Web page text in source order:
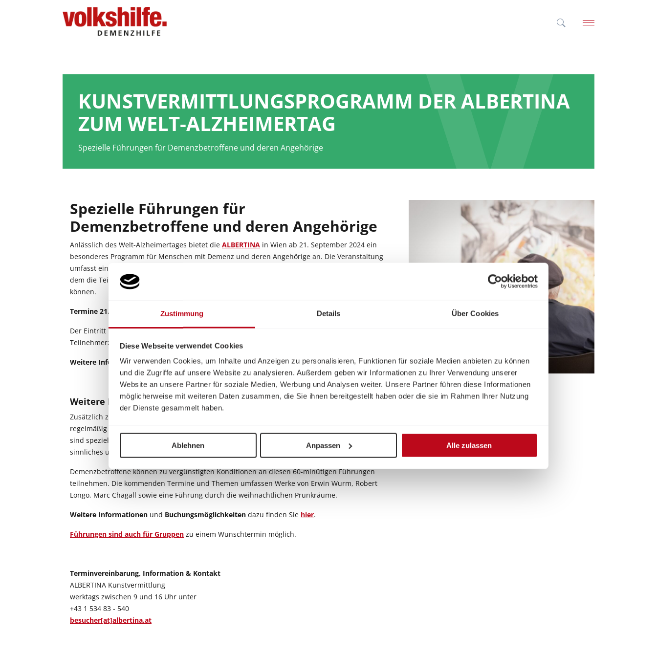
Zustimmung Details Über Cookies
Diese Webseite verwendet Cookies
Wir verwenden Cookies, um Inhalte und Anzeigen zu personalisieren, Funktionen für soziale Medien anbieten zu können
und die Zugriffe auf unsere Website zu analysieren. Außerdem geben wir Informationen zu Ihrer Verwendung unserer
Website an unsere Partner für soziale Medien, Werbung und Analysen weiter. Unsere Partner führen diese Informationen
möglicherweise mit weiteren Daten zusammen, die Sie ihnen bereitgestellt haben oder die sie im Rahmen Ihrer Nutzung
der Dienste gesammelt haben.
Ablehnen Anpassen Alle zulassen
KUNSTVERMITTLUNGSPROGRAMM DER ALBERTINA
ZUM WELT-ALZHEIMERTAG
Spezielle Führungen für Demenzbetroffene und deren Angehörige
Spezielle Führungen für
Demenzbetroffene und deren Angehörige
Anlässlich des Welt-Alzheimertages bietet die ALBERTINA in Wien ab 21. September 2024 ein
besonderes Programm für Menschen mit Demenz und deren Angehörige an. Die Veranstaltung
umfasst eine Führung durch die Monet-Ausstellung und einen kreativen Atelierbesuch, bei
dem die Teilnehmer*innen farbenfrohe Impressionen inspiriert von Monets Garten gestalten
können.
Termine 21. September: 10:30 - 12:30 Uhr und 14:30 - 16:30 Uhr
Der Eintritt und die Teilnahme sind kostenfrei, jedoch ist eine Anmeldung erforderlich. Die
Teilnehmerzahl ist auf jeweils 10 Demenzbetroffene plus 10 Begleitpersonen begrenzt.
Weitere Informationenund die Möglichkeit zurAnmeldungfinden Siehier.
Weitere Führungen für Menschen mit Demenz:
Zusätzlich zu diesem Event bietet die ALBERTINA in den darauffolgenden Monaten auch
regelmäßig Führungen für Menschen mit Demenz und deren Angehörige an. Diese Führungen
sind speziell auf die Bedürfnisse der Teilnehmer*innen zugeschnitten und ermöglichen ein
sinnliches und emotionales Erleben der Kunstwerke.
Demenzbetroffene können zu vergünstigten Konditionen an diesen 60-minütigen Führungen
teilnehmen. Die kommenden Termine und Themen umfassen Werke von Erwin Wurm, Robert
Longo, Marc Chagall sowie eine Führung durch die weihnachtlichen Prunkräume.
Weitere Informationen und Buchungsmöglichkeiten dazu finden Sie hier.
Führungen sind auch für Gruppen zu einem Wunschtermin möglich.
Terminvereinbarung, Information & Kontakt
ALBERTINA Kunstvermittlung
werktags zwischen 9 und 16 Uhr unter
+43 1 534 83 - 540
besucher[at]albertina.at
(c) Thomas Werchota